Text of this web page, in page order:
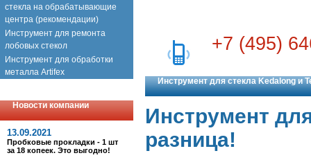
стекла на обрабатывающие
центра (рекомендации)
Инструмент для ремонта
лобовых стекол
Инструмент для обработки
металла Artifex
Новости компании
13.09.2021
Пробковые прокладки - 1 шт
за 18 копеек. Это выгодно!
+7 (495)
Инструмент для стекла Kedalong и
Инструмент
разница!